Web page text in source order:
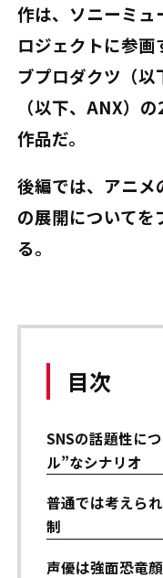
作は、ソニーミュ
ロジェクトに参画
ブプロダクツ（以
（以下、ANX）
作品だ。
後編では、アニメ
の展開について
る。
目次
SNSの話題性に
ル”なシナリオ
普通では考えら
制
声優は強面恐竜